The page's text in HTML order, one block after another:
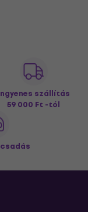
szállítás
59 000 Ft -tól